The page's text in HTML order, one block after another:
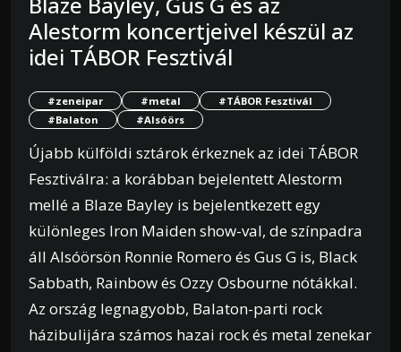
Alestorm koncertjeivel készül az
idei TÁBOR Fesztivál
#zeneipar #metal
#TÁBOR Fesztivál
#Balaton
#Alsóörs
Újabb külföldi sztárok érkeznek az idei TÁBOR
Fesztiválra: a korábban bejelentett Alestorm
mellé a Blaze Bayley is bejelentkezett egy
különleges Iron Maiden show-val, de színpadra
áll Alsóörsön Ronnie Romero és Gus G is, Black
Sabbath, Rainbow és Ozzy Osbourne nótákkal.
Az ország legnagyobb, Balaton-parti rock
házibulijára számos hazai rock és metal zenekar